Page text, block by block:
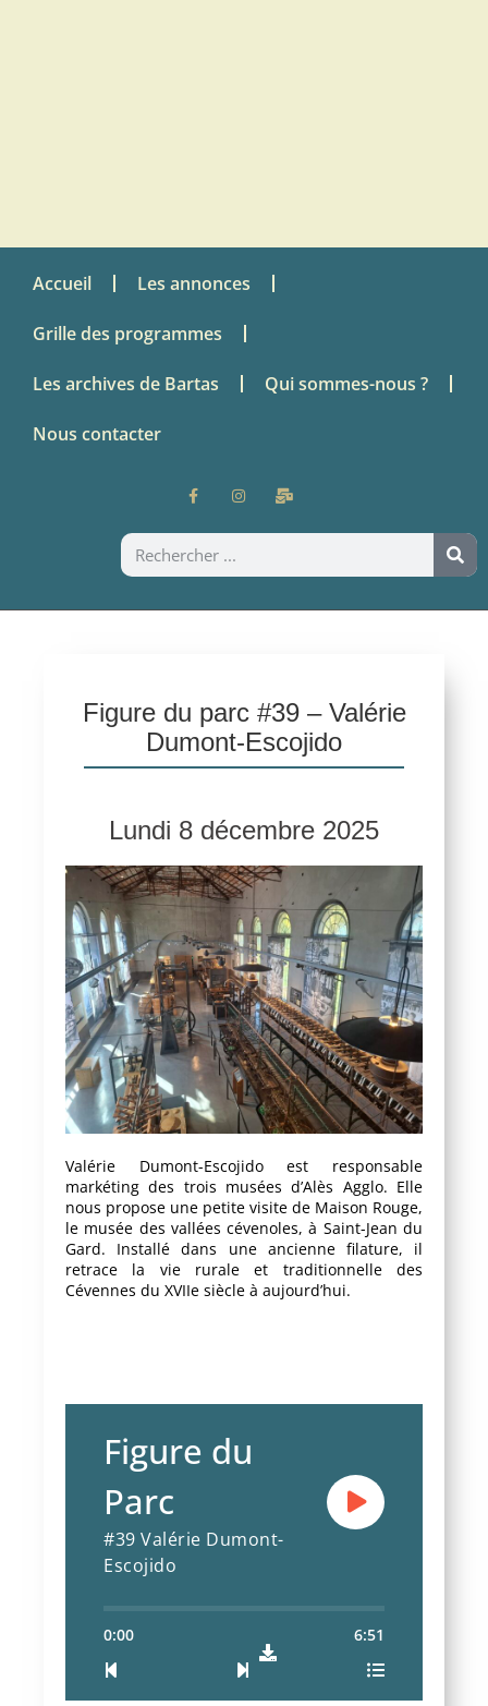
Accueil Les annonces
Grille des programmes
Les archives de Bartas Qui sommes-nous ?
Nous contacter
Figure du parc #39 – Valérie
Dumont-Escojido
Lundi 8 décembre 2025
Valérie Dumont-Escojido est responsable
markéting des trois musées d’Alès Agglo. Elle
nous propose une petite visite de Maison Rouge,
le musée des vallées cévenoles, à Saint-Jean du
Gard. Installé dans une ancienne filature, il
retrace la vie rurale et traditionnelle des
Cévennes du XVIIe siècle à aujourd’hui.
Figure du
Parc
#39 Valérie Dumont-
Escojido
0:00 6:51